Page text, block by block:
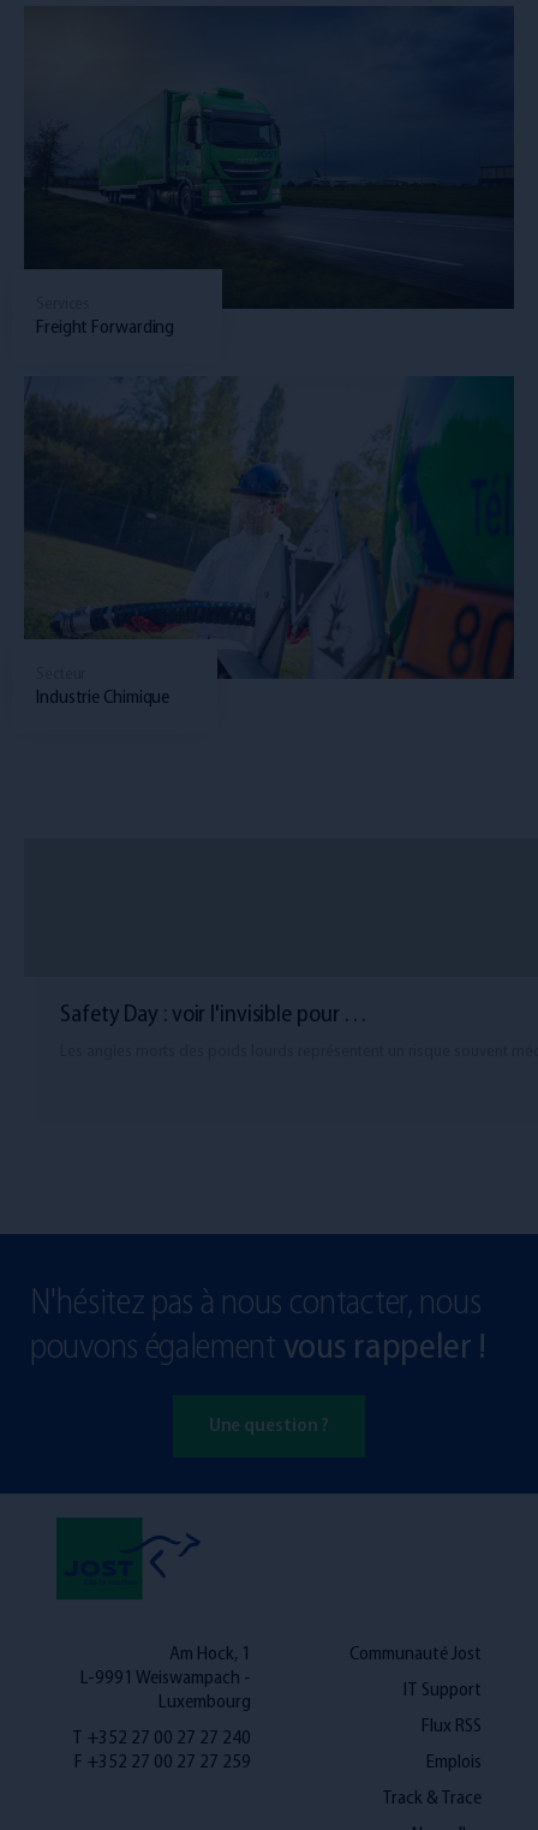
Freight Forwarding
Industrie Chimique
Safety Day : voir l'invisible pour …
N'hésitez pas à nous contacter, nous
pouvons également vous rappeler !
Une question ?
Am Hock, 1
L-9991 Weiswampach -
Luxembourg
T +352 27 00 27 27 240
F +352 27 00 27 27 259
Communauté Jost
IT Support
Flux RSS
Emplois
Track & Trace